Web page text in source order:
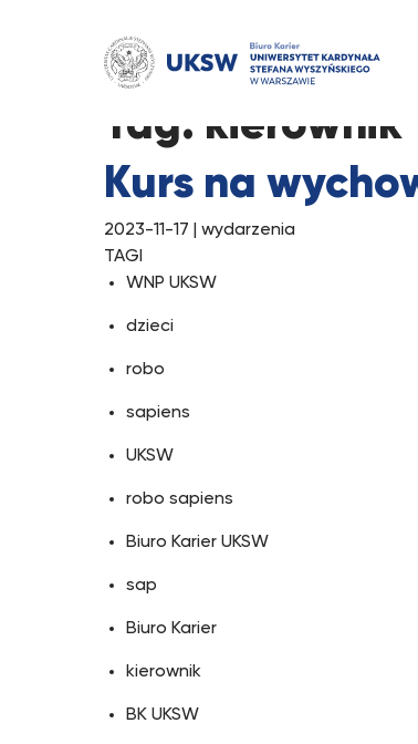
Tag: kierownik
Kurs na
2023-11-17 | wydarzenia
TAGI
WNP UKSW
dzieci
robo
sapiens
UKSW
robo sapiens
Biuro Karier UKSW
sap
Biuro Karier
kierownik
BK UKSW